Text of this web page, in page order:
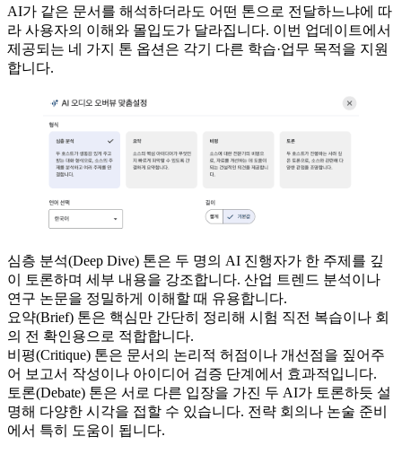
AI가 같은 문서를 해석하더라도 어떤 톤으로 전달하느냐에 따
라 사용자의 이해와 몰입도가 달라집니다. 이번 업데이트에서
제공되는 네 가지 톤 옵션은 각기 다른 학습·업무 목적을 지원
합니다.
심층 분석(Deep Dive) 톤은 두 명의 AI 진행자가 한 주제를 깊
이 토론하며 세부 내용을 강조합니다. 산업 트렌드 분석이나
연구 논문을 정밀하게 이해할 때 유용합니다.
요약(Brief) 톤은 핵심만 간단히 정리해 시험 직전 복습이나 회
의 전 확인용으로 적합합니다.
비평(Critique) 톤은 문서의 논리적 허점이나 개선점을 짚어주
어 보고서 작성이나 아이디어 검증 단계에서 효과적입니다.
토론(Debate) 톤은 서로 다른 입장을 가진 두 AI가 토론하듯 설
명해 다양한 시각을 접할 수 있습니다. 전략 회의나 논술 준비
에서 특히 도움이 됩니다.